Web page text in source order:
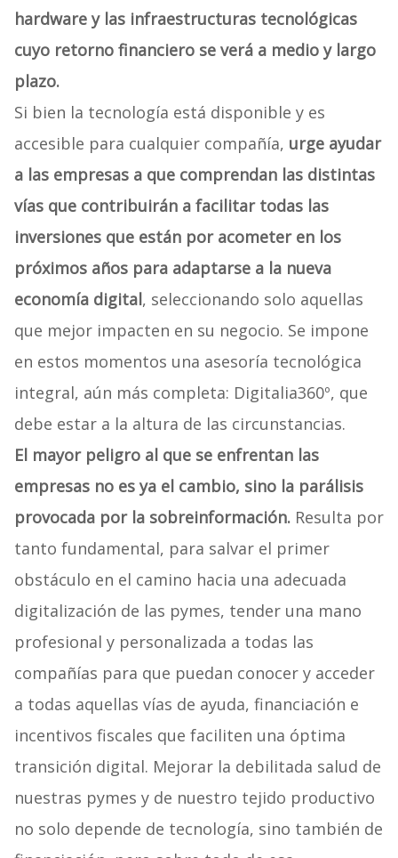
hardware y las infraestructuras tecnológicas
cuyo retorno financiero se verá a medio y largo
plazo.
Si bien la tecnología está disponible y es
accesible para cualquier compañía, urge ayudar
a las empresas a que comprendan las distintas
vías que contribuirán a facilitar todas las
inversiones que están por acometer en los
próximos años para adaptarse a la nueva
economía digital, seleccionando solo aquellas
que mejor impacten en su negocio. Se impone
en estos momentos una asesoría tecnológica
integral, aún más completa: Digitalia360º, que
debe estar a la altura de las circunstancias.
El mayor peligro al que se enfrentan las
empresas no es ya el cambio, sino la parálisis
provocada por la sobreinformación.Resulta por
tanto fundamental, para salvar el primer
obstáculo en el camino hacia una adecuada
digitalización de las pymes, tender una mano
profesional y personalizada a todas las
compañías para que puedan conocer y acceder
a todas aquellas vías de ayuda, financiación e
incentivos fiscales que faciliten una óptima
transición digital. Mejorar la debilitada salud de
nuestras pymes y de nuestro tejido productivo
no solo depende de tecnología, sino también de